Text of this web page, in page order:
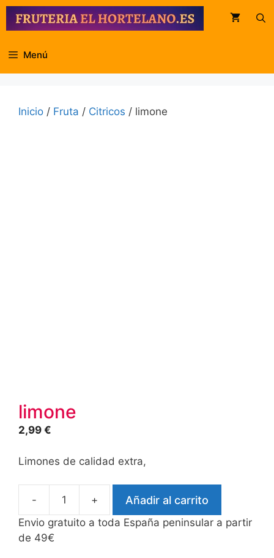
Saltar
Menú
Inicio / Fruta / Citricos / limone
limone
2,99 €
Limones de calidad extra,
-
limone
cantidad
+ Añadir al carrito
Envio gratuito a toda España peninsular a partir
de 49€